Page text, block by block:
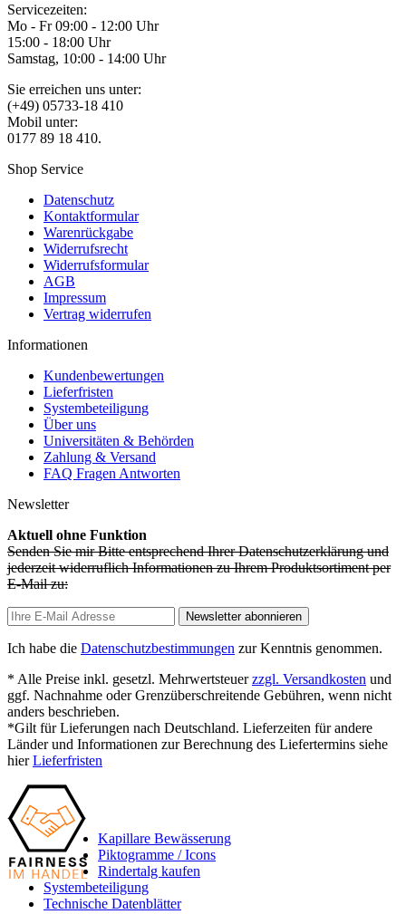
Servicezeiten:
Mo - Fr 09:00 - 12:00 Uhr
15:00 - 18:00 Uhr
Samstag, 10:00 - 14:00 Uhr
Sie erreichen uns unter:
(+49) 05733-18 410
Mobil unter:
0177 89 18 410.
Shop Service
Datenschutz
Kontaktformular
Warenrückgabe
Widerrufsrecht
Widerrufsformular
AGB
Impressum
Vertrag widerrufen
Informationen
Kundenbewertungen
Lieferfristen
Systembeteiligung
Über uns
Universitäten & Behörden
Zahlung & Versand
FAQ Fragen Antworten
Newsletter
Aktuell ohne Funktion
Senden Sie mir Bitte entsprechend Ihrer Datenschutzerklärung und
jederzeit widerruflich Informationen zu Ihrem Produktsortiment per
E-Mail zu:
Newsletter abonnieren
Ich habe die Datenschutzbestimmungen zur Kenntnis genommen.
* Alle Preise inkl. gesetzl. Mehrwertsteuerzzgl. Versandkosten und
ggf. Nachnahme oder Grenzüberschreitende Gebühren, wenn nicht
anders beschrieben.
*Gilt für Lieferungen nach Deutschland. Lieferzeiten für andere
Länder und Informationen zur Berechnung des Liefertermins siehe
hierLieferfristen
Kapillare Bewässerung
Piktogramme / Icons
Rindertalg kaufen
Systembeteiligung
Technische Datenblätter